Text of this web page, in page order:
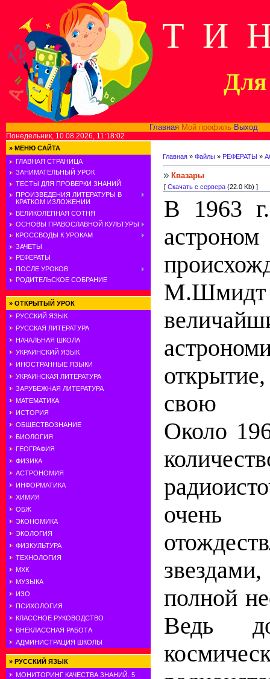
Т И
Для
Главная Мой профиль Выход
Понедельник, 10.08.2026, 11:18:02
» МЕНЮ САЙТА
ГЛАВНАЯ СТРАНИЦА
ЗАНИМАТЕЛЬНЫЙ УРОК
ТЕСТЫ ДЛЯ ПРОВЕРКИ ЗНАНИЙ
ПРОИЗВЕДЕНИЯ ЛИТЕРАТУРЫ В
КРАТКОМ ИЗЛОЖЕНИИ
ВЕЛИКОЛЕПНАЯ СОТНЯ
ОСНОВЫ ПРАВОСЛАВНОЙ КУЛЬТУРЫ
КРОССВОДЫ К УРОКАМ
ЗАЧЕТЫ
РЕФЕРАТЫ
ПОСЛЕ УРОКОВ
РОДИТЕЛЬСКОЕ СОБРАНИЕ
» ОТКРЫТЫЙ УРОК
РУССКИЙ ЯЗЫК
РУССКАЯ ЛИТЕРАТУРА
НАЧАЛЬНАЯ ШКОЛА
УКРАИНСКИЙ ЯЗЫК
ИНОСТРАННЫЕ ЯЗЫКИ
УКРАИНСКАЯ ЛИТЕРАТУРА
ЗАРУБЕЖНАЯ ЛИТЕРАТУРА
МАТЕМАТИКА
ИСТОРИЯ
ОБЩЕСТВОЗНАНИЕ
БИОЛОГИЯ
ГЕОГРАФИЯ
ФИЗИКА
АСТРОНОМИЯ
ИНФОРМАТИКА
ХИМИЯ
ОБЖ
ЭКОНОМИКА
ЭКОЛОГИЯ
ФИЗКУЛЬТУРА
ТЕХНОЛОГИЯ
МХК
МУЗЫКА
ИЗО
ПСИХОЛОГИЯ
КЛАССНОЕ РУКОВОДСТВО
ВНЕКЛАССНАЯ РАБОТА
АДМИНИСТРАЦИЯ ШКОЛЫ
» РУССКИЙ ЯЗЫК
МОНИТОРИНГ КАЧЕСТВА ЗНАНИЙ. 5
Главная » Файлы » РЕФЕРАТЫ »
Квазары
[ Скачать с сервера (22.0 Kb) ]
В 1963
М.Шмидт
свою
Около
полной
Ведь